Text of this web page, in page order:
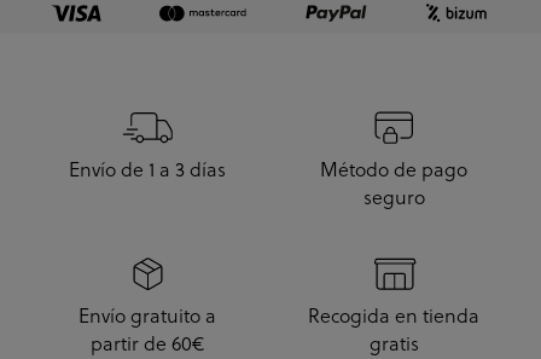
Envío de 1 a 3 días
Método de pago
seguro
Envío gratuito a
partir de 60€
Recogida en tienda
gratis